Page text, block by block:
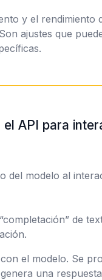
y el rendimiento
ajustes que
API para
del modelo al
de
el modelo. Se
una